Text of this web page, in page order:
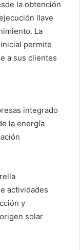
la obtención
llave
La
permite
a sus clientes
integrado
la energía
actividades
y
solar